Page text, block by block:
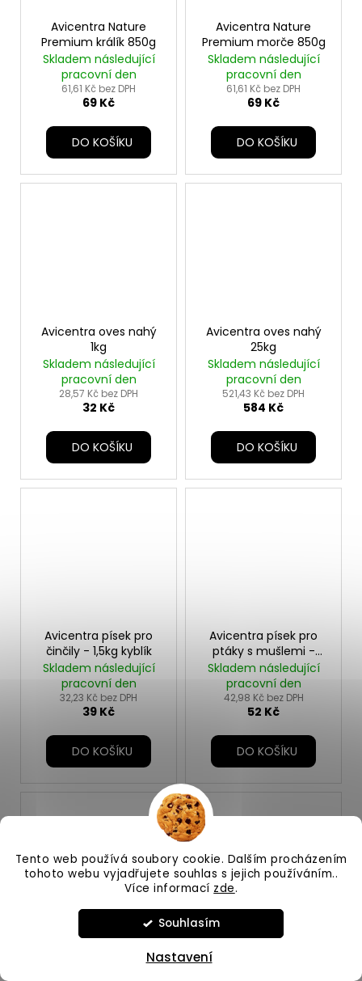
Tento web používá soubory cookie. Dalším procházením
tohoto webu vyjadřujete souhlas s jejich používáním..
Více informací zde.
Souhlasím
Nastavení
Avicentra Nature
Premium králík 850g
Skladem následující
pracovní den
61,61 Kč bez DPH
69 Kč
DO KOŠÍKU
Avicentra Nature
Premium morče 850g
Skladem následující
pracovní den
61,61 Kč bez DPH
69 Kč
DO KOŠÍKU
Avicentra oves nahý
1kg
Skladem následující
pracovní den
28,57 Kč bez DPH
32 Kč
DO KOŠÍKU
Avicentra oves nahý
25kg
Skladem následující
pracovní den
521,43 Kč bez DPH
584 Kč
DO KOŠÍKU
Avicentra písek pro
činčily - 1,5kg kyblík
Skladem následující
pracovní den
32,23 Kč bez DPH
39 Kč
DO KOŠÍKU
Avicentra písek pro
ptáky s mušlemi -
1,5kg kyblík
Skladem následující
pracovní den
42,98 Kč bez DPH
52 Kč
DO KOŠÍKU
Avicentra Professional
Avicentra Professional